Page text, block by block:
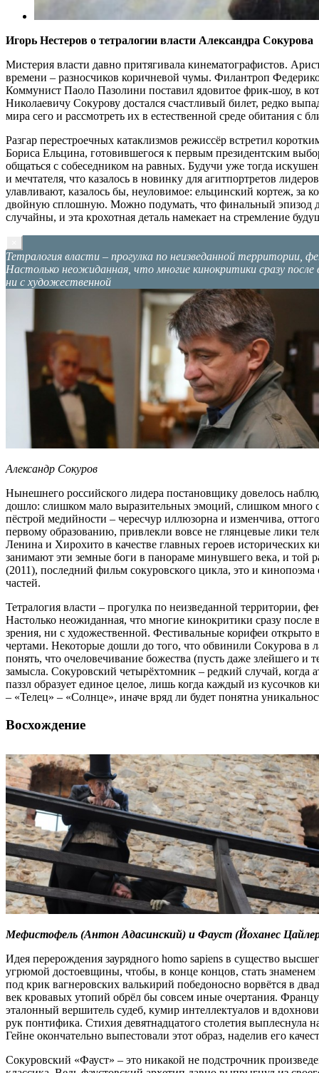
Игорь Нестеров о тетралогии власти Александра Сокурова
Мистерия власти давно притягивала кинематографистов.
времени – разносчиков коричневой чумы. Филантроп
Коммунист Паоло Пазолини поставил ядовитое фрик-шоу, в
Николаевичу Сокурову достался счастливый билет, редко
мира сего и рассмотреть их в естественной среде обитания с
Разгар перестроечных катаклизмов режиссёр встретил
Бориса Ельцина, готовившегося к первым президентским
общаться с собеседником на равных. Будучи уже тогда
и мечтателя, что казалось в новинку для агитпортретов
улавливают, казалось бы, неуловимое: ельцинский кортеж, за
двойную сплошную. Можно подумать, что финальный эпизод
случайны, и эта крохотная деталь намекает на стремление
Тетралогия власти – прогулка по неизведанной территории,
Настолько неожиданная, что многие кинокритики сразу
ни с художественной
Александр Сокуров
Нынешнего российского лидера постановщику довелось
дошло: слишком мало выразительных эмоций, слишком много
пёстрой медийности – чересчур иллюзорна и изменчива,
первому образованию, привлекли вовсе не глянцевые лики
Ленина и Хирохито в качестве главных героев
занимают эти земные боги в панораме минувшего века, и той
(2011), последний фильм сокуровского цикла, это и
частей.
Тетралогия власти – прогулка по неизведанной территории,
Настолько неожиданная, что многие кинокритики сразу
зрения, ни с художественной. Фестивальные корифеи
чертами. Некоторые дошли до того, что обвинили Сокурова в
понять, что очеловечивание божества (пусть даже злейшего и
замысла. Сокуровский четырёхтомник – редкий случай,
паззл образует единое целое, лишь когда каждый из кусочков
– «Телец» – «Солнце», иначе вряд ли будет понятна
Восхождение
Мефистофель (Антон Адасинский) и Фауст (Йоханес
Идея перерождения заурядного homo sapiens в существо
угрюмой достоевщины, чтобы, в конце концов, стать
под крик вагнеровских валькирий победоносно ворвётся в
век кровавых утопий обрёл бы совсем иные очертания.
эталонный вершитель судеб, кумир интеллектуалов и
рук понтифика. Стихия девятнадцатого столетия выплеснула
Гейне окончательно выпестовали этот образ, наделив его
Сокуровский «Фауст» – это никакой не подстрочник